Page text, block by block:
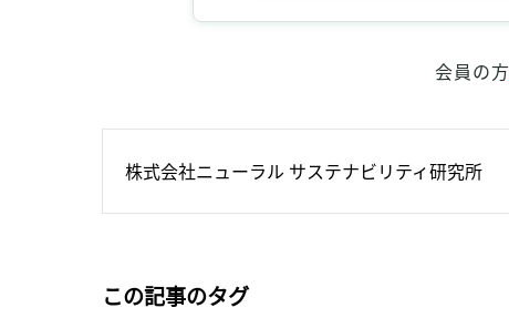
会員の方
株式会社ニューラル サステナビリティ研究所
この記事のタグ